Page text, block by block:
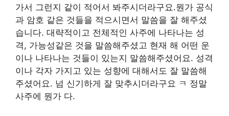
가서 그런지 같이 적어서 봐주시더라구요.뭔가 공식
과 암호 같은 것들을 적으시면서 말씀을 잘 해주셨
습니다. 대략적이고 전체적인 사주에 나타나는 성
격, 가능성같은 것을 말씀해주셨고 현재 해 어떤 운
이나 나타나는 것들이 있는지 말씀해주셨어요. 성격
이나 각자 가지고 있는 성향에 대해서도 잘 말씀해
주셨어요. 넘 신기하게 잘 맞추시더라구요 ㅋ 정말
사주에 뭔가 다.